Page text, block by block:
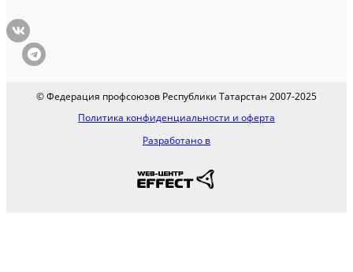
© Федерация профсоюзов Республики Татарстан 2007-2025
Политика конфиденциальности и оферта
Разработано в